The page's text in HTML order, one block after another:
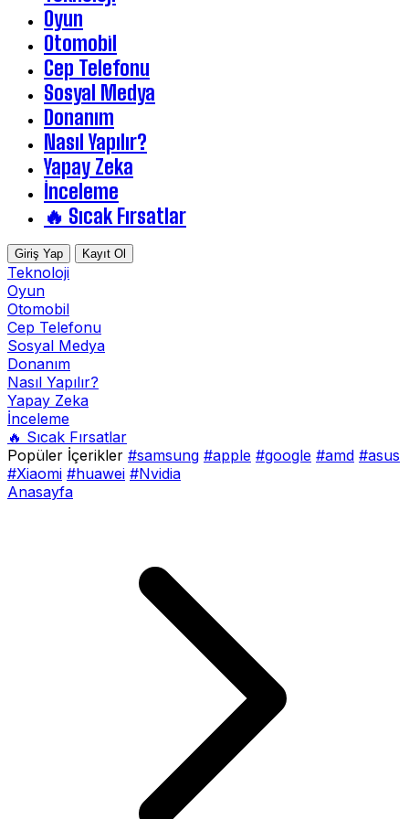
Oyun
Otomobil
Cep Telefonu
Sosyal Medya
Donanım
Nasıl Yapılır?
Yapay Zeka
İnceleme
🔥 Sıcak Fırsatlar
Giriş Yap Kayıt Ol
Teknoloji
Oyun
Otomobil
Cep Telefonu
Sosyal Medya
Donanım
Nasıl Yapılır?
Yapay Zeka
İnceleme
🔥 Sıcak Fırsatlar
Popüler İçerikler #samsung #apple #google #amd #asus
#Xiaomi #huawei #Nvidia
Anasayfa